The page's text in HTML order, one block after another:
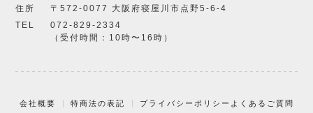
住所
〒572-0077 大阪府寝屋川市点野5-6-4
TEL
072-829-2334
（受付時間：10時〜16時）
会社概要 特商法の表記 プライバシーポリシー よくあるご質問